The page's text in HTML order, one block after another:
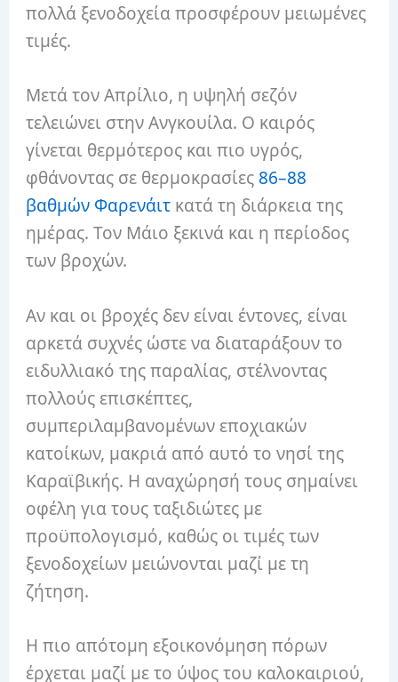
πολλά ξενοδοχεία προσφέρουν μειωμένες
τιμές.
Μετά τον Απρίλιο, η υψηλή σεζόν
τελειώνει στην Ανγκουίλα. Ο καιρός
γίνεται θερμότερος και πιο υγρός,
φθάνοντας σε θερμοκρασίες 86–88
βαθμών Φαρενάιτ κατά τη διάρκεια της
ημέρας. Τον Μάιο ξεκινά και η περίοδος
των βροχών.
Αν και οι βροχές δεν είναι έντονες, είναι
αρκετά συχνές ώστε να διαταράξουν το
ειδυλλιακό της παραλίας, στέλνοντας
πολλούς επισκέπτες,
συμπεριλαμβανομένων εποχιακών
κατοίκων, μακριά από αυτό το νησί της
Καραϊβικής. Η αναχώρησή τους σημαίνει
οφέλη για τους ταξιδιώτες με
προϋπολογισμό, καθώς οι τιμές των
ξενοδοχείων μειώνονται μαζί με τη
ζήτηση.
Η πιο απότομη εξοικονόμηση πόρων
έρχεται μαζί με το ύψος του καλοκαιριού,